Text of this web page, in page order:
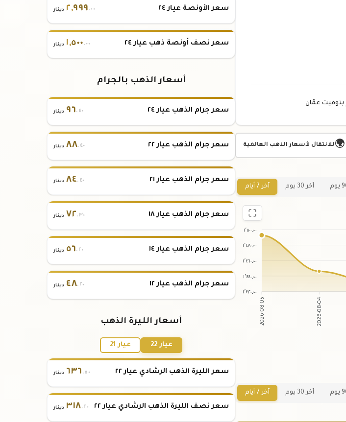
بتوقيت عمّان
🌍للانتقال لأسعار الذهب العالمية
آخر 30 يوم آخر 7 أيام
١٬٥٠٠٫٠٠
١٬٤٨٠٫٠٠
١٬٤٦٠٫٠٠
١٬٤٤٠٫٠٠
١٬٤٢٠٫٠٠
2026-08-05 2026-08-04
آخر 30 يوم آخر 7 أيام
سعر الأونصة عيار ٢٤ ٢,٩٩٩ .٠٠ دينار
سعر نصف أونصة ذهب عيار ٢٤ ١,٥٠٠ .٠٠ دينار
أسعار الذهب بالجرام
سعر جرام الذهب عيار ٢٤ ٩٦.٤٠ دينار
سعر جرام الذهب عيار ٢٢ ٨٨.٤٠ دينار
سعر جرام الذهب عيار ٢١ ٨٤.٤٠ دينار
سعر جرام الذهب عيار ١٨ ٧٢.٣٠ دينار
سعر جرام الذهب عيار ١٤ ٥٦.٢٠ دينار
سعر جرام الذهب عيار ١٢ ٤٨.٢٠ دينار
أسعار الليرة الذهب
عيار 22 عيار 21
سعر الليرة الذهب الرشادي عيار ٢٢ ٦٣٦ .٥٠ دينار
سعر نصف الليرة الذهب الرشادي عيار ٢٢ ٣١٨.٢٠ دينار